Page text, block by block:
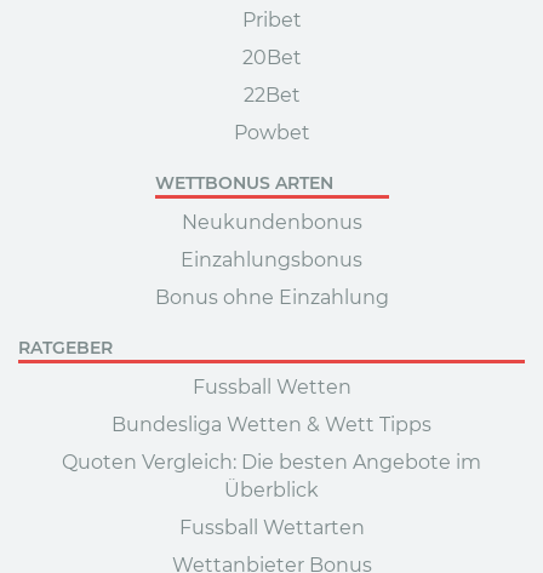
Pribet
20Bet
22Bet
Powbet
WETTBONUS ARTEN
Neukundenbonus
Einzahlungsbonus
Bonus ohne Einzahlung
RATGEBER
Fussball Wetten
Bundesliga Wetten & Wett Tipps
Quoten Vergleich: Die besten Angebote im
Überblick
Fussball Wettarten
Wettanbieter Bonus